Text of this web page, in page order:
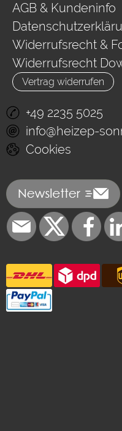
AGB & Kundeninfo
Widerrufsrecht &
Widerrufsrecht
Vertrag widerrufen
+49 2235 5025
info@heizep-
Cookies